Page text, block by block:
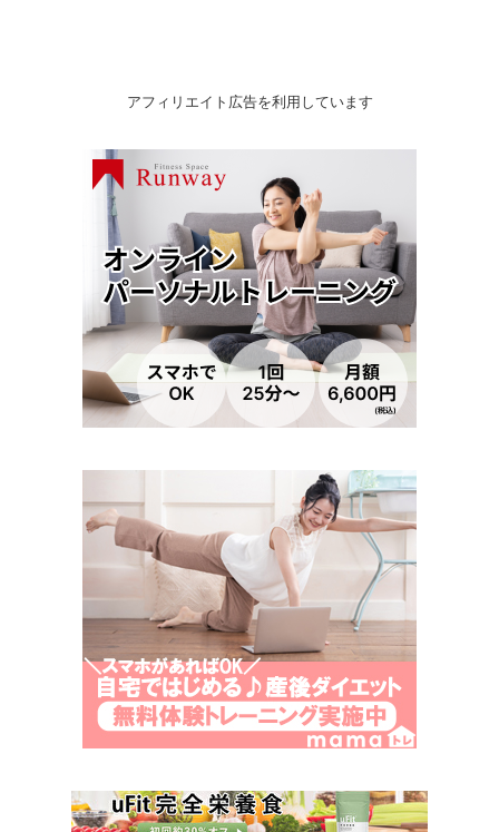
アフィリエイト広告を利用しています